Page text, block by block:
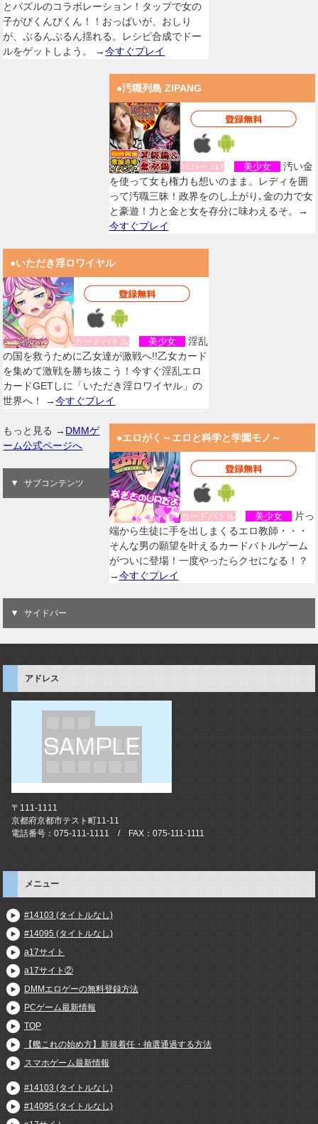
とパズルのコラボレーション！タップで女の
子がびくんびくん！！おっぱいが、おしり
が、ぷるんぷるん揺れる。レシピ合成でドー
ルをゲットしよう。 →今すぐプレイ
●汚職列島 ZIPANG
ｼﾐｭﾚーｼｮﾝ 美少女
汚い金
を使って女も権力も想いのまま。レディを囲
って汚職三昧！政界をのし上がり､金の力で女
と豪遊！力と金と女を存分に味わえるそ。→
今すぐプレイ
●いただき淫ロワイヤル
カードバトル 美少女
淫乱
の国を救うために乙女達が激戦へ!!乙女カード
を集めて激戦を勝ち抜こう！今すぐ淫乱エロ
カードGETしに「いただき淫ロワイヤル」の
世界へ！ →今すぐプレイ
●エロがく～エロと科学と学園モノ～
カードバトル 美少女
片っ
端から生徒に手を出しまくるエロ教師・・・
そんな男の願望を叶えるカードバトルゲーム
がついに登場！一度やったらクセになる！？
→今すぐプレイ
もっと見る → DMMゲ
ーム公式ページへ
サブコンテンツ
サイドバー
アドレス
〒111-1111
京都府京都市テスト町11-11
電話番号：075-111-1111 / FAX：075-111-1111
メニュー
#14103 (タイトルなし)
#14095 (タイトルなし)
a17サイト
a17サイト②
DMMエロゲーの無料登録方法
PCゲーム最新情報
TOP
【艦これの始め方】新規着任・抽選通過する方法
スマホゲーム最新情報
#14103 (タイトルなし)
#14095 (タイトルなし)